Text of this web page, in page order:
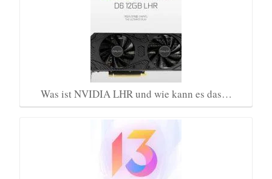
Was ist NVIDIA LHR und wie kann es das…